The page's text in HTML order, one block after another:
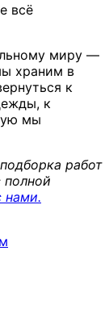
всё
миру —
храним в
к
к
мы
работ
полной
нами.